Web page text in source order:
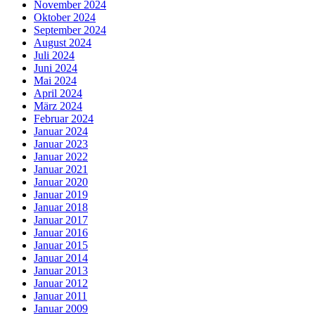
November 2024
Oktober 2024
September 2024
August 2024
Juli 2024
Juni 2024
Mai 2024
April 2024
März 2024
Februar 2024
Januar 2024
Januar 2023
Januar 2022
Januar 2021
Januar 2020
Januar 2019
Januar 2018
Januar 2017
Januar 2016
Januar 2015
Januar 2014
Januar 2013
Januar 2012
Januar 2011
Januar 2009